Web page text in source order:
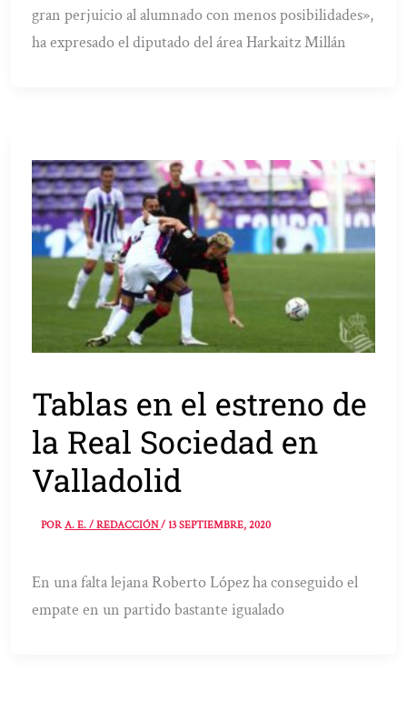
gran perjuicio al alumnado con menos posibilidades»,
ha expresado el diputado del área Harkaitz Millán
Tablas en el estreno de
la Real Sociedad en
Valladolid
PORA. E. / REDACCIÓN/13 SEPTIEMBRE, 2020
En una falta lejana Roberto López ha conseguido el
empate en un partido bastante igualado